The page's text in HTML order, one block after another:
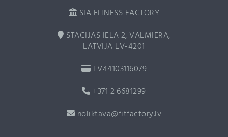
SIA FITNESS FACTORY
STACIJAS IELA 2, VALMIERA,
LATVIJA LV-4201
LV44103116079
+371 2 6681299
noliktava@fitfactory.lv